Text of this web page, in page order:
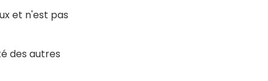
et n'est pas
des autres